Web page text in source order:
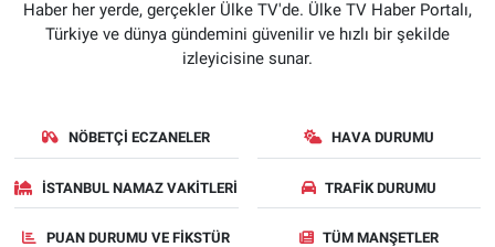
Haber her yerde, gerçekler Ülke TV'de. Ülke TV Haber Portalı,
Türkiye ve dünya gündemini güvenilir ve hızlı bir şekilde
izleyicisine sunar.
NÖBETÇI ECZANELER HAVA DURUMU
İSTANBUL NAMAZ VAKITLERI TRAFIK DURUMU
PUAN DURUMU VE FIKSTÜR TÜM MANŞETLER